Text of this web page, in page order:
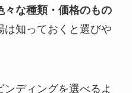
々な種類・価格のもの
は知っておくと選びや
ディングを選べるよ